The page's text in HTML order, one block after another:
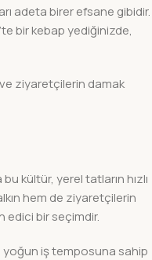
adeta birer efsane gibidir.
bir kebap yediğinizde,
ziyaretçilerin damak
kültür, yerel tatların hızlı
hem de ziyaretçilerin
edici bir seçimdir.
yoğun iş temposuna sahip